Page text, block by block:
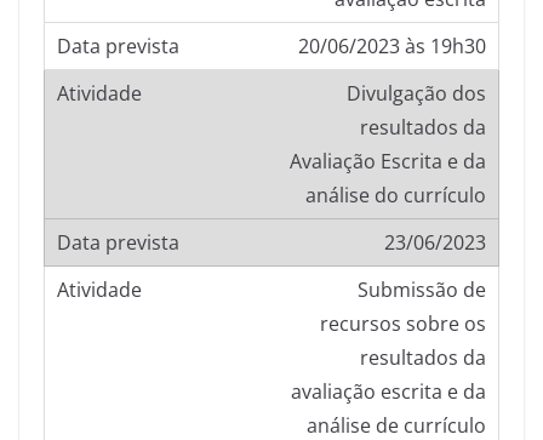
20/06/2023 às 19h30
Divulgação dos
resultados da
Avaliação Escrita e da
análise do currículo
23/06/2023
Submissão de
recursos sobre os
resultados da
avaliação escrita e da
análise de currículo